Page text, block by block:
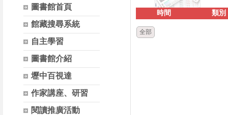
圖書館首頁
館藏搜尋系統
自主學習
圖書館介紹
壢中百視達
作家講座、研習
閱讀推廣活動
時間 類別
全部